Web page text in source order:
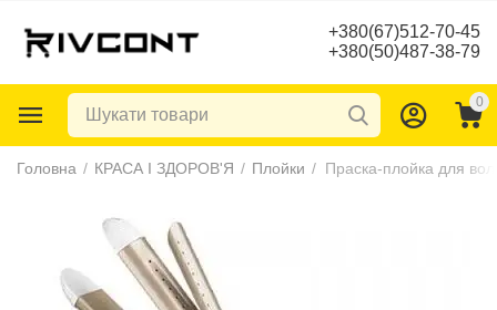
+380(67)512-70-45
+380(50)487-38-79
0
Головна / КРАСА І ЗДОРОВ'Я / Плойки / Праска-плойка для